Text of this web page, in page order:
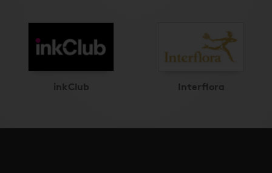
inkClub Interflora